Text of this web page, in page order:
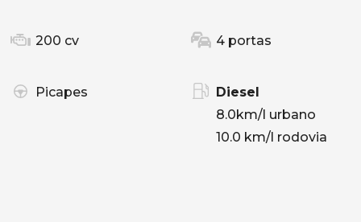
200 cv 4 portas
Picapes
Diesel
8.0km/l urbano
10.0 km/l rodovia